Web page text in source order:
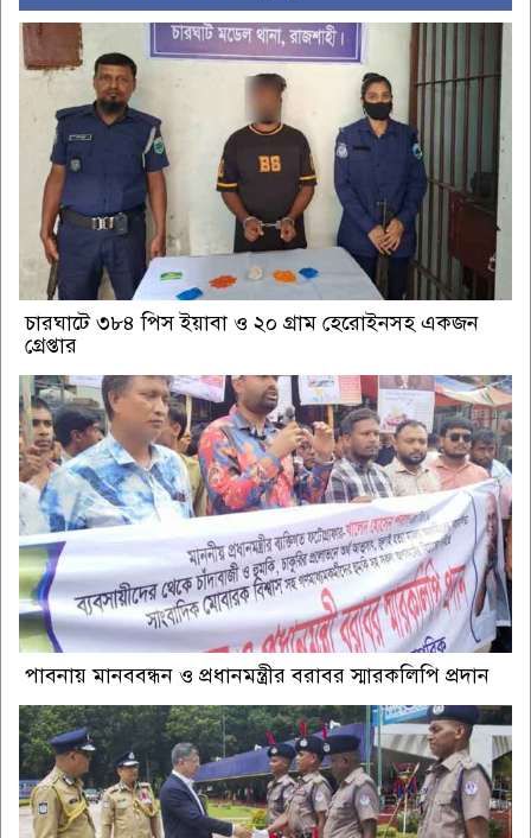
চারঘাটে ৩৮৪ পিস ইয়াবা ও ২০ গ্রাম হেরোইনসহ একজন
গ্রেপ্তার
পাবনায় মানববন্ধন ও প্রধানমন্ত্রীর বরাবর স্মারকলিপি প্রদান